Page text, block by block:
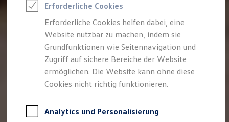
Elektroauto Leasing
Kleinwagen-Leasing
Leasing ohne Anzahlung
Finanzierung
Autokredit mit Schlussrate
Versicherungen und Garantien
Kfz-Versicherung
Restschuldversicherungen
Garantien
Professional Class bei Volkswagen
Erforderliche Cookies
Erforderliche Cookies helfen dabei, eine
Website nutzbar zu machen, indem sie
Grundfunktionen wie Seitennavigation und
Zugriff auf sichere Bereiche der Website
ermöglichen. Die Website kann ohne diese
Cookies nicht richtig funktionieren.
Analytics und Personalisierung